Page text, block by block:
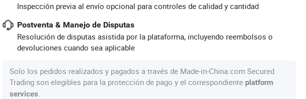
Inspección previa al envío opcional para controles de calidad y cantidad
Postventa & Manejo de Disputas
Resolución de disputas asistida por la plataforma, incluyendo reembolsos o
devoluciones cuando sea aplicable
Solo los pedidos realizados y pagados a través de Made-in-China.com Secured
Trading son elegibles para la protección de pago y el correspondiente platform
services